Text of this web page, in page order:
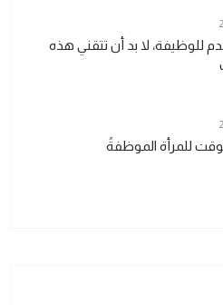
للوظيفة، لا بد أن تتقني هذه
للمرأة الموظفةً